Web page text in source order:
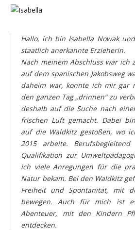
Hallo, ich bin Isabella Nowak
staatlich anerkannte Erzieherin.
Nach meinem Abschluss war ich
auf dem spanischen Jakobsweg
daheim war, konnte ich mir gar
den ganzen Tag „drinnen“ zu
deshalb auf die Suche nach
frischen Luft gemacht. Dabei
auf die Waldkitz gestoßen, wo
2015 arbeite.
Qualifikation zur
ich viele Anregungen für die
Natur bekam. Bei den Waldkitz
Freiheit und Spontanität, mit
bewegen. Auch für mich ist
Abenteuer, mit den Kindern
entdecken.